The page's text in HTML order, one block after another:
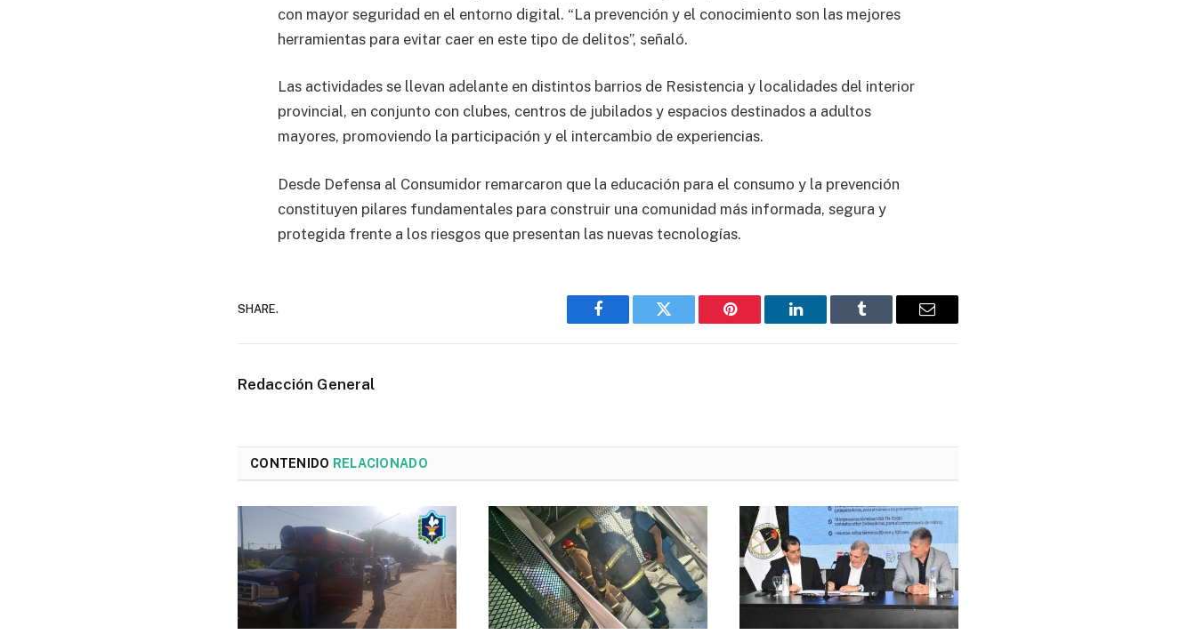
con mayor seguridad en el entorno digital. “La prevención y el conocimiento son las mejores
herramientas para evitar caer en este tipo de delitos”, señaló.
Las actividades se llevan adelante en distintos barrios de Resistencia y localidades del interior
provincial, en conjunto con clubes, centros de jubilados y espacios destinados a adultos
mayores, promoviendo la participación y el intercambio de experiencias.
Desde Defensa al Consumidor remarcaron que la educación para el consumo y la prevención
constituyen pilares fundamentales para construir una comunidad más informada, segura y
protegida frente a los riesgos que presentan las nuevas tecnologías.
SHARE.
Facebook Twitter Pinterest LinkedIn Tumblr Email
Redacción General
CONTENIDO RELACIONADO